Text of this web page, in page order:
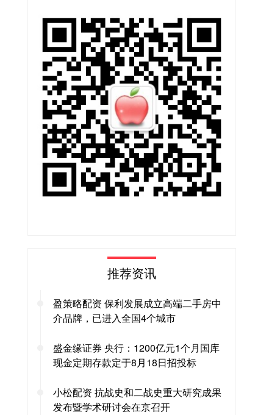
推荐资讯
盈策略配资 保利发展成立高端二手房中
介品牌，已进入全国4个城市
盛金缘证券 央行：1200亿元1个月国库
现金定期存款定于8月18日招投标
小松配资 抗战史和二战史重大研究成果
发布暨学术研讨会在京召开